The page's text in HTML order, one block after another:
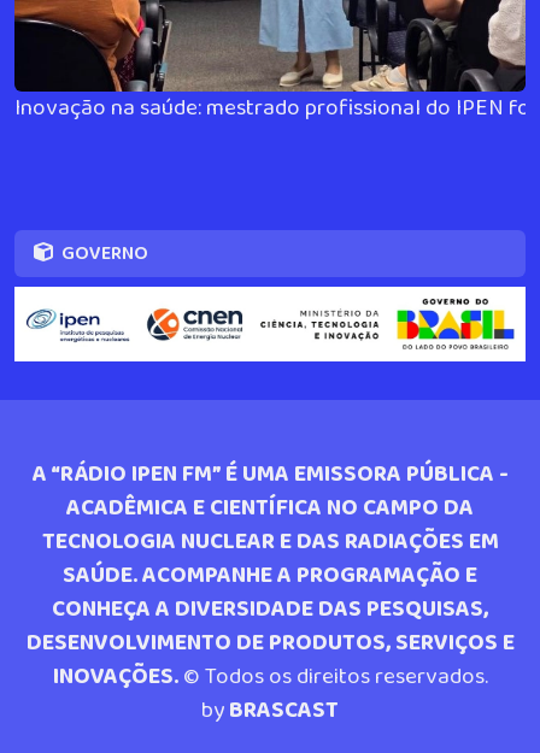
Inovação na saúde: mestrado profissional do IPEN
GOVERNO
A “RÁDIO IPEN FM” É UMA EMISSORA PÚBLICA -
ACADÊMICA E CIENTÍFICA NO CAMPO DA
TECNOLOGIA NUCLEAR E DAS RADIAÇÕES EM
SAÚDE. ACOMPANHE A PROGRAMAÇÃO E
CONHEÇA A DIVERSIDADE DAS PESQUISAS,
DESENVOLVIMENTO DE PRODUTOS, SERVIÇOS E
INOVAÇÕES.© Todos os direitos reservados.
byBRASCAST